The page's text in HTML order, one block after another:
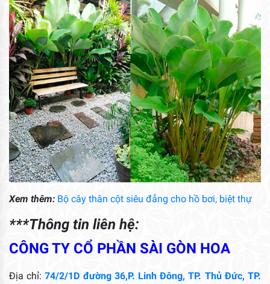
Xem thêm: Bộ cây thân cột siêu đẳng cho hồ bơi, biệt thự
***Thông tin liên hệ:
CÔNG TY CỔ PHẦN SÀI GÒN HOA
Địa chỉ:74/2/1D đường 36,P. Linh Đông, TP. Thủ Đức, TP.